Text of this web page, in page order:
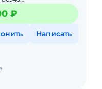
производителя,
₽
Написать